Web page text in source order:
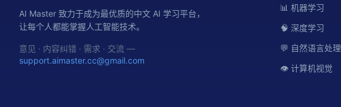
AI Master 致力于成为最优质的中文 AI 学习平台，
让每个人都能掌握人工智能技术。
意见 · 内容纠错 · 需求 · 交流 —
support.aimaster.cc@gmail.com
📊 机器学习
🧠 深度学习
💬 自然语言处理
👁️ 计算机视觉